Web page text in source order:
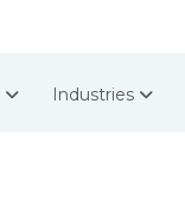
Industries